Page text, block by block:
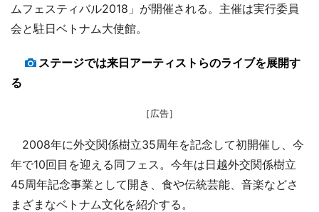
ムフェスティバル2018」が開催される。主催は実行委員
会と駐日ベトナム大使館。
ステージでは来日アーティストらのライブを展開す
る
［広告］
2008年に外交関係樹立35周年を記念して初開催し、今
年で10回目を迎える同フェス。今年は日越外交関係樹立
45周年記念事業として開き、食や伝統芸能、音楽などさ
まざまなベトナム文化を紹介する。